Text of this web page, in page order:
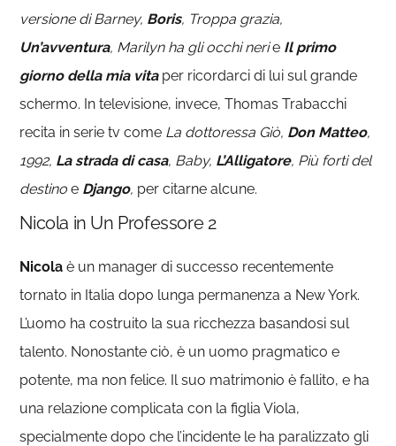
versione di Barney, Boris, Troppa grazia,
Un’avventura, Marilyn ha gli occhi nerie Il primo
giorno della mia vitaper ricordarci di lui sul grande
schermo. In televisione, invece, Thomas Trabacchi
recita in serie tv come La dottoressa Giò, Don Matteo,
1992, La strada di casa, Baby, L’Alligatore, Più forti del
destinoe Django, per citarne alcune.
Nicola in Un Professore 2
Nicola è un manager di successo recentemente
tornato in Italia dopo lunga permanenza a New York.
L’uomo ha costruito la sua ricchezza basandosi sul
talento. Nonostante ciò, è un uomo pragmatico e
potente, ma non felice. Il suo matrimonio è fallito, e ha
una relazione complicata con la figlia Viola,
specialmente dopo che l’incidente le ha paralizzato gli